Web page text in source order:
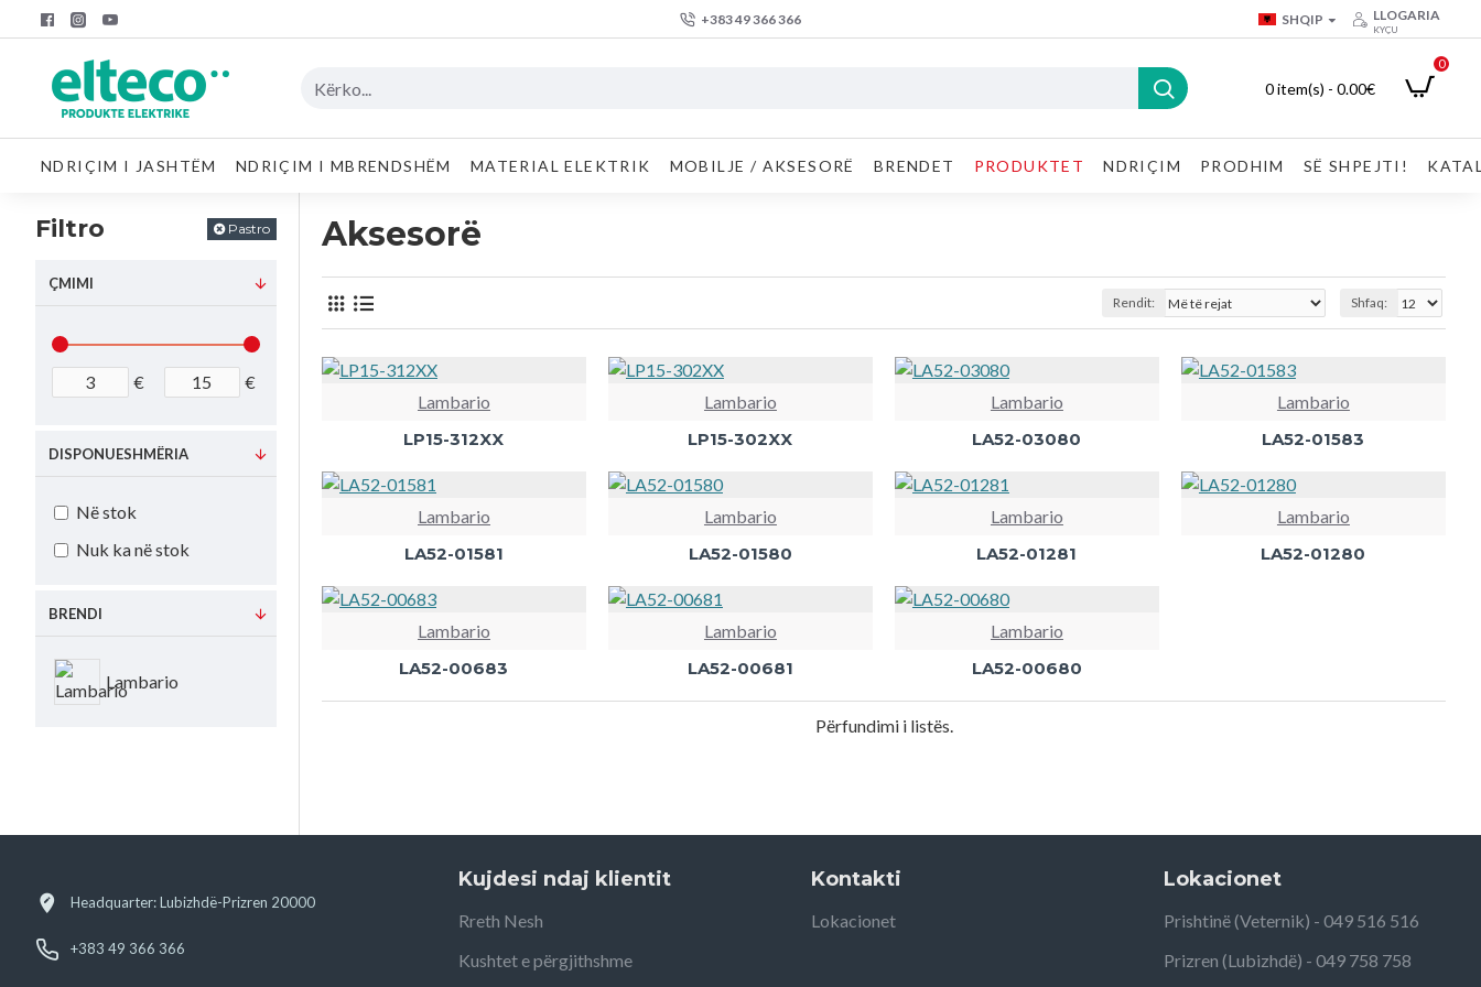
+383 49 366 366 SHQIP LLOGARIA
KYÇU
0 item(s) - 0.00€
0
NDRIÇIM I JASHTËM NDRIÇIM I MBRENDSHËM MATERIAL ELEKTRIK MOBILJE / AKSESORË BRENDET PRODUKTET NDRIÇIM PRODHIM SË SHPEJTI!
Filtro Pastro
ÇMIMI
€ €
BRENDI
Lambario
DISPONUESHMËRIA
Në stok
Nuk ka në stok
Aksesorë
Rendit: Shfaq:
Lambario
LP15-312XX
Lambario
LP15-302XX
Lambario
LA52-03080
Lambario
LA52-01583
Lambario
LA52-01581
Lambario
LA52-01580
Lambario
LA52-01281
Lambario
LA52-01280
Lambario
LA52-00683
Lambario
LA52-00681
Lambario
LA52-00680
Përfundimi i listës.
Headquarter: Lubizhdë-Prizren 20000
+383 49 366 366
Kujdesi ndaj klientit
Rreth Nesh
Kushtet e përgjithshme
Kontakti
Lokacionet
Lokacionet
Prishtinë (Veternik) - 049 516 516
Prizren (Lubizhdë) - 049 758 758